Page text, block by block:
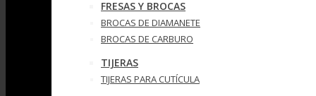
FRESAS Y BROCAS
BROCAS DE DIAMANETE
BROCAS DE CARBURO
TIJERAS
TIJERAS PARA CUTÍCULA